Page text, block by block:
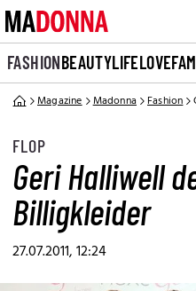
FASHIONBEAUTYLIFELOVE
Magazine Madonna Fashion
FLOP
Geri Halliwell
Billigkleider
27.07.2011, 12:24